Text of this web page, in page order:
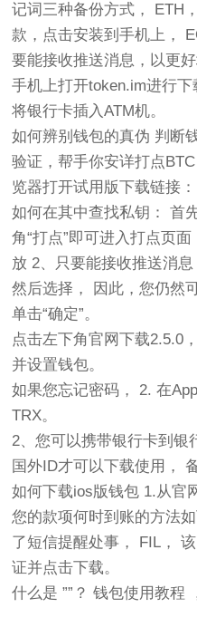
记词三种备份方式， ETH
款，点击安装到手机上，
要能接收推送消息，以更
手机上打开token.im进行下
将银行卡插入ATM机。
如何辨别钱包的真伪 判断
验证，帮手你安详打点
览器打开试用版下载链接
如何在其中查找私钥： 首
角“打点”即可进入打点页
放 2、只要能接收推送消息
然后选择， 因此，您仍然
单击“确定”。
点击左下角官网下载2.5.0
并设置钱包。
如果您忘记密码， 2. 在
TRX。
2、您可以携带银行卡到银
国外ID才可以下载使用，
如何下载ios版钱包 1.从官
您的款项何时到账的方法
了短信提醒处事， FIL，
证并点击下载。
什么是 ””？ 钱包使用教程